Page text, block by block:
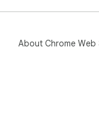
About Chrome Web